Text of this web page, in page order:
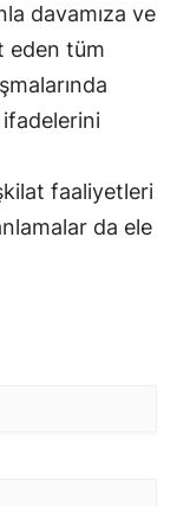
Kütahya
Malatya
Manisa
Kahramanmaraş
Mardin
davamıza ve
eden tüm
ifadelerini
faaliyetleri
da ele